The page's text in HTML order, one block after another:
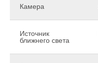
Камера
Источник
ближнего света